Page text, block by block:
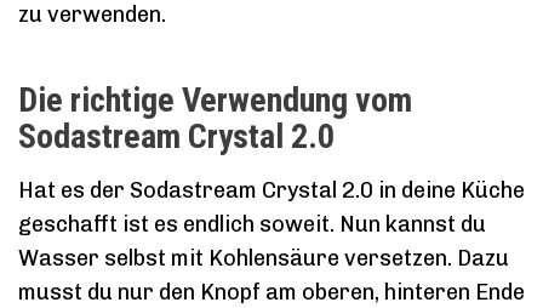
zu verwenden.
Die richtige Verwendung vom
Sodastream Crystal 2.0
Hat es der Sodastream Crystal 2.0 in deine Küche
geschafft ist es endlich soweit. Nun kannst du
Wasser selbst mit Kohlensäure versetzen. Dazu
musst du nur den Knopf am oberen, hinteren Ende